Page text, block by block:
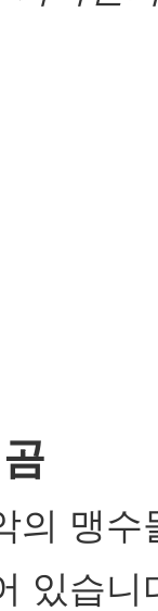
의 맹
있습니